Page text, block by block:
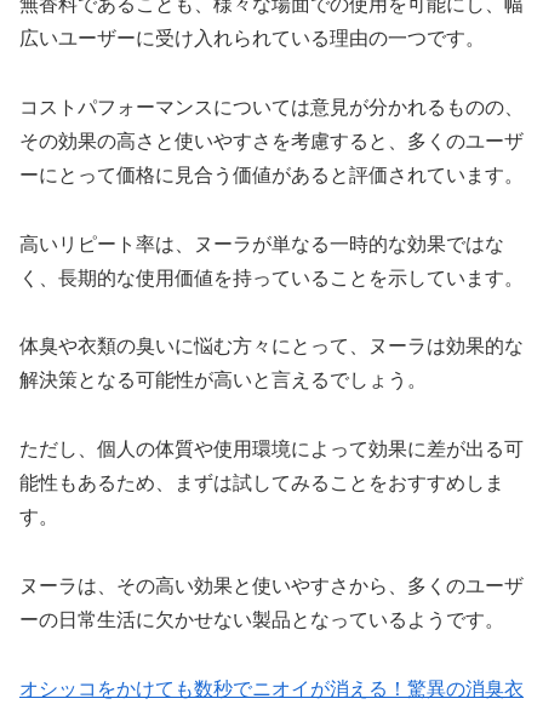
無香料であることも、様々な場面での使用を可能にし、幅
広いユーザーに受け入れられている理由の一つです。
コストパフォーマンスについては意見が分かれるものの、
その効果の高さと使いやすさを考慮すると、多くのユーザ
ーにとって価格に見合う価値があると評価されています。
高いリピート率は、ヌーラが単なる一時的な効果ではな
く、長期的な使用価値を持っていることを示しています。
体臭や衣類の臭いに悩む方々にとって、ヌーラは効果的な
解決策となる可能性が高いと言えるでしょう。
ただし、個人の体質や使用環境によって効果に差が出る可
能性もあるため、まずは試してみることをおすすめしま
す。
ヌーラは、その高い効果と使いやすさから、多くのユーザ
ーの日常生活に欠かせない製品となっているようです。
オシッコをかけても数秒でニオイが消える！驚異の消臭衣